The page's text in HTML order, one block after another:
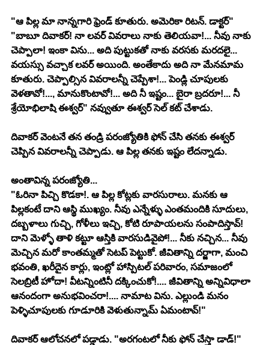
"ఆ పిల్ల మా నాన్నగారి ఫ్రెండ్ కూతురు. అమెరికా రిటన్. డాక్టర్"
"బాబూ దివాకర్! నా లవర్ వివరాలు నాకు తెలియవా!... నీవు నాకు
చెప్పాలా! ఇంకా విను... అది పుట్టుకతో నాకు వరసకు మరదలై...
వయస్సు వచ్చాక లవర్ అయింది. అంతేకాదు అది నా మేనమామ
కూతురు. చెప్పాల్సిన వివరాలన్నీ చెప్పేశా!... పెండ్లి చూపులకు
వెళతావో!..., మానుకొంటావో!... అది నీ ఇష్టం... బైరా బ్రదరూ!... నీ
శ్రేయోభిలాషి ఈశ్వర్" నవ్వుతూ ఈశ్వర్ సెల్ కట్ చేశాడు.
దివాకర్ వెంటనే తన తండ్రి పరంజ్యోతికి ఫోన్ చేసి తనకు ఈశ్వర్
చెప్పిన వివరాలన్నీ చెప్పాడు. ఆ పిల్ల తనకు ఇష్టం లేదన్నాడు.
అంతావిన్న పరంజ్యోతి...
"ఓరినా పిచ్చి కొడకా!. ఆ పిల్ల కోట్లకు వారసురాలు. మనకు ఆ
పిల్లకంటే దాని ఆస్థి ముఖ్యం. నీవు ఎన్నేళ్ళు ఎంతమందికి సూదులు,
దబ్బళాలు గుచ్చి, గోళీలు ఇచ్చి, కోటి రూపాయలను సంపాదిస్తావ్!
దాని మెళ్ళో తాళి కట్టూ ఆస్తికి వారసుడివైపో!... నీకు నచ్చిన... నీవు
మెచ్చిన మరో కాంతమ్మతో సెటప్ పెట్టుకో. జీవితాన్ని దర్జాగా, మంచి
భవంతి, ఖరీదైన కార్లు, ఇంట్లో హాస్పిటల్ పరివారం, సమాజంలో
సెలబ్రిటీ హోదా! వీటన్నింటినీ దక్కించుకో!.... జీవితాన్ని అన్నివిధాలా
ఆనందంగా అనుభవించరా!.... నామాట విను. ఎల్లుండి మనం
పెళ్ళిచూపులకు గూడూరికి వెళుతున్నామ్ ఏమంటావ్!"
దివాకర్ ఆలోచనలో పడ్డాడు. "అరగంటలో నీకు ఫోన్ చేస్తా డాడ్!"